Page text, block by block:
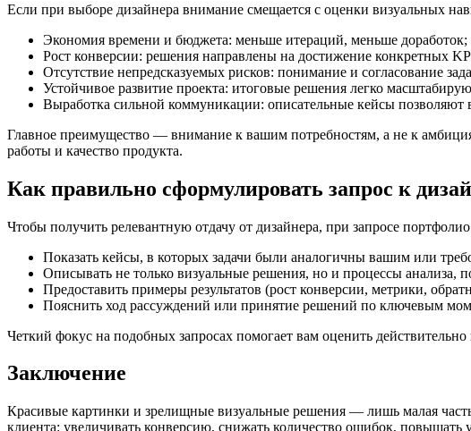
Если при выборе дизайнера внимание смещается с оценки визуальных
Экономия времени и бюджета: меньше итераций, меньше доработок;
Рост конверсии: решения направлены на достижение конкретных
Отсутствие непредсказуемых рисков: понимание и согласование
Устойчивое развитие проекта: итоговые решения легко
Выработка сильной коммуникации: описательные кейсы позволяют
Главное преимущество — внимание к вашим потребностям, а не к
работы и качество продукта.
Как правильно сформулировать запрос к
Чтобы получить релевантную отдачу от дизайнера, при запросе
Показать кейсы, в которых задачи были аналогичны вашим или
Описывать не только визуальные решения, но и процессы анализа,
Предоставить примеры результатов (рост конверсии, метрики,
Пояснить ход рассуждений или принятие решений по ключевым
Четкий фокус на подобных запросах помогает вам оценить
Заключение
Красивые картинки и зрелищные визуальные решения — лишь малая
клиента: увеличивать конверсию, снижать количество ошибок,